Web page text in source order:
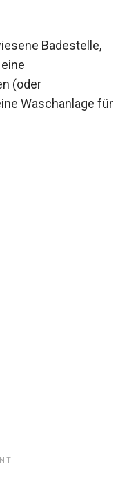
Badestelle,
(oder
Waschanlage für